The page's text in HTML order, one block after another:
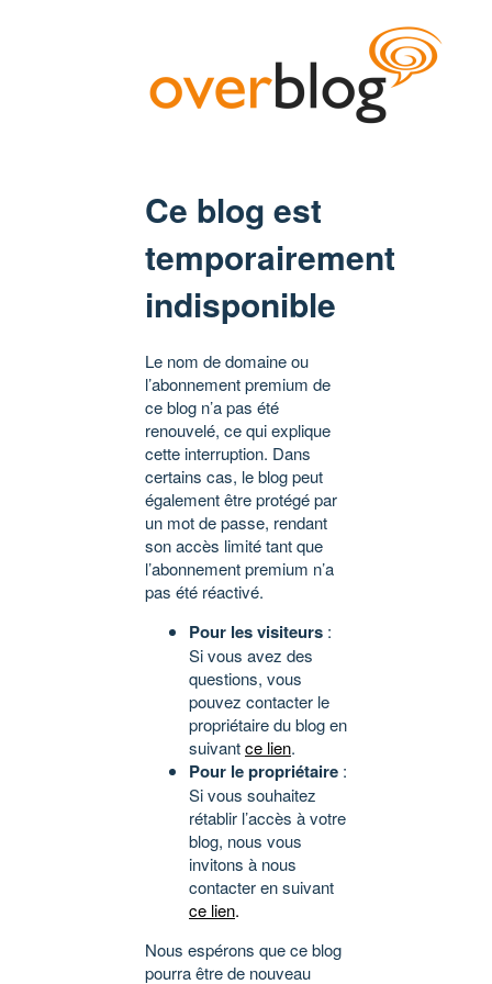
Ce blog est
temporairement
indisponible
Le nom de domaine ou
l’abonnement premium de
ce blog n’a pas été
renouvelé, ce qui explique
cette interruption. Dans
certains cas, le blog peut
également être protégé par
un mot de passe, rendant
son accès limité tant que
l’abonnement premium n’a
pas été réactivé.
Pour les visiteurs :
Si vous avez des
questions, vous
pouvez contacter le
propriétaire du blog en
suivantce lien.
Pour le propriétaire :
Si vous souhaitez
rétablir l’accès à votre
blog, nous vous
invitons à nous
contacter en suivant
ce lien.
Nous espérons que ce blog
pourra être de nouveau